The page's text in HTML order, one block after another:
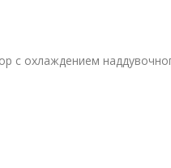
с охлаждением